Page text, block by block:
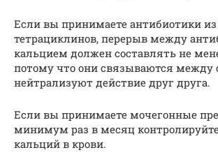
Если вы принимаете антибиотики
тетрациклинов, перерыв между
кальцием должен составлять не
потому что они связываются между
нейтрализуют действие друг друга.
Если вы принимаете мочегонные
минимум раз в месяц
кальций в крови.